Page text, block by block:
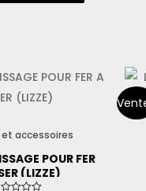
accessoires
POUR FER
(LIZZE)